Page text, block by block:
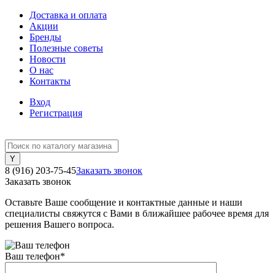
Доставка и оплата
Акции
Бренды
Полезные советы
Новости
О нас
Контакты
Вход
Регистрация
8 (916) 203-75-45Заказать звонок
Заказать звонок
Оставьте Ваше сообщение и контактные данные и наши
специалисты свяжутся с Вами в ближайшее рабочее время для
решения Вашего вопроса.
Ваш телефон*